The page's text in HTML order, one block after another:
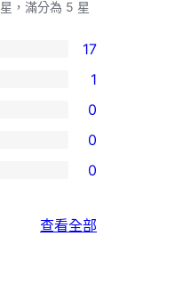
星，滿分為 5 星
17
1
0
0
0
查看全部